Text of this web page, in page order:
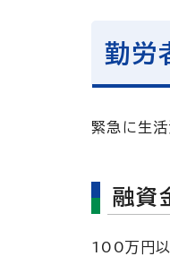
勤労
緊急に生活
融資
100万円